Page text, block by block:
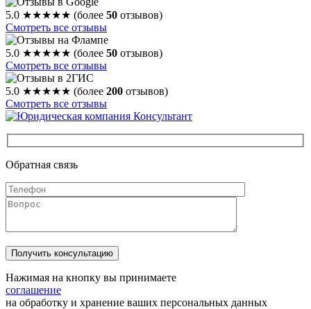
5.0 ★★★★★ (более 50 отзывов)
Смотреть все отзывы
5.0 ★★★★★ (более 50 отзывов)
Смотреть все отзывы
5.0 ★★★★★ (более 200 отзывов)
Смотреть все отзывы
Обратная связь
Нажимая на кнопку вы принимаете
соглашение
на обработку и хранение ваших персональных данных